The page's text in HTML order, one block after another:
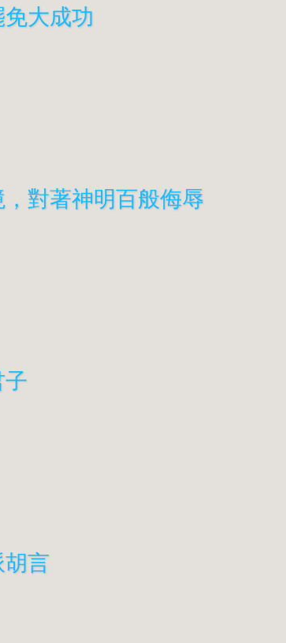
免大成功
對著神明百般侮辱
子
胡言